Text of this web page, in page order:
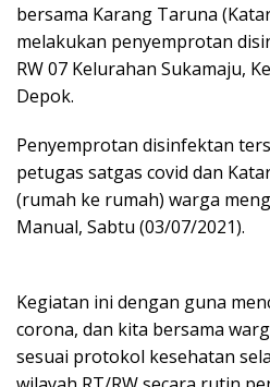
bersama Karang Taruna
melakukan penyemprotan
RW 07 Kelurahan Sukamaju,
Depok.
Penyemprotan disinfektan
petugas satgas covid dan
(rumah ke rumah) warga
Manual, Sabtu (03/07/2021).
Kegiatan ini dengan guna
corona, dan kita bersama
sesuai protokol kesehatan